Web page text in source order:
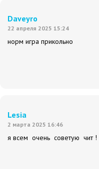
Daveyro
22 апреля 2025 15:24
норм игра прикольно
Lesia
2 марта 2025 16:46
я всем очень советую чит !